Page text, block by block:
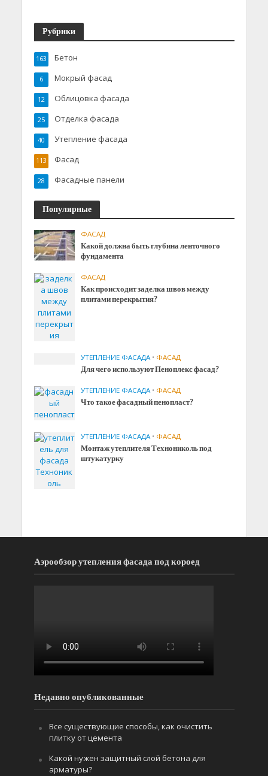
Рубрики
Бетон
163
Мокрый фасад
6
Облицовка фасада
12
Отделка фасада
25
Утепление фасада
40
Фасад
113
Фасадные панели
28
Популярные
ФАСАД
Какой должна быть глубина ленточного
фундамента
ФАСАД
Как происходит заделка швов между
плитами перекрытия?
УТЕПЛЕНИЕ ФАСАДА • ФАСАД
Для чего используют Пеноплекс фасад?
УТЕПЛЕНИЕ ФАСАДА • ФАСАД
Что такое фасадный пенопласт?
УТЕПЛЕНИЕ ФАСАДА • ФАСАД
Монтаж утеплителя Технониколь под
штукатурку
Аэрообзор утепления фасада под короед
Недавно опубликованные
Все существующие способы, как очистить
плитку от цемента
Какой нужен защитный слой бетона для
арматуры?